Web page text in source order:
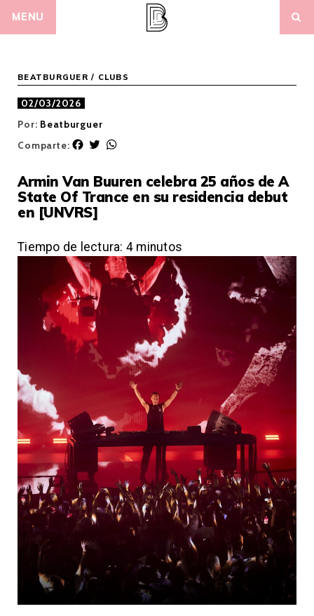
MENU
BEATBURGUER / CLUBS
02/03/2026
Por: Beatburguer
Comparte:
F
e
b
o
k
T
t
t
t
s
p
Armin Van Buuren celebra 25 años de A
State Of Trance en su residencia debut
en [UNVRS]
Tiempo de lectura: 4 minutos